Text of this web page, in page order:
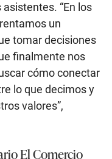
“En los
un
tomar decisiones
finalmente nos
cómo conectar
lo que decimos y
valores”,
El Comercio